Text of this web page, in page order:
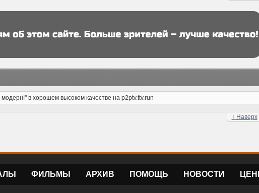
в хорошем высоком качестве на p2ptv.ttv.run
↑ Наверх
ФИЛЬМЫ АРХИВ ПОМОЩЬ НОВОСТИ